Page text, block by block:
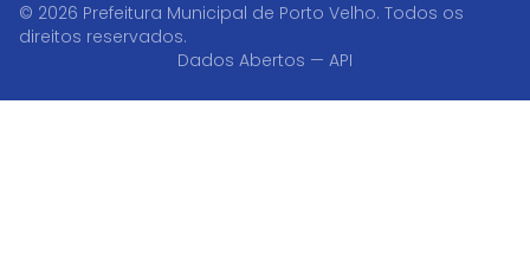
© 2026 Prefeitura Municipal de Porto Velho. Todos os
direitos reservados.
Dados Abertos — API